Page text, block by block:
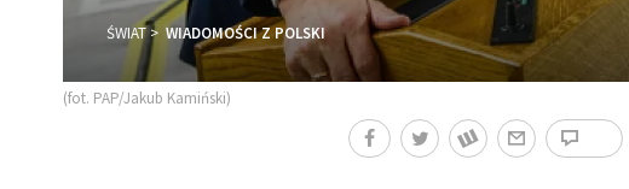
ŚWIAT WIADOMOŚCI Z POLSKI
(fot. PAP/Jakub Kamiński)